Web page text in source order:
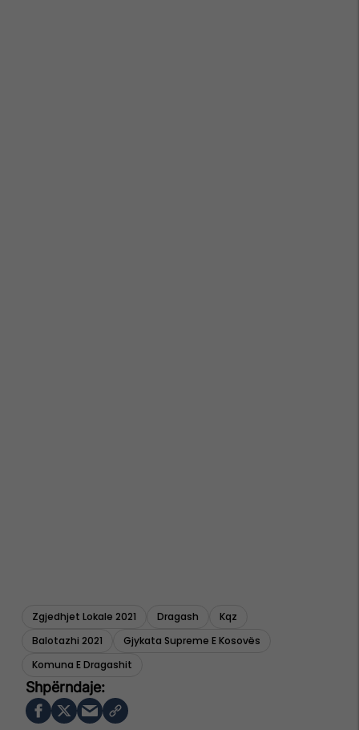
Zgjedhjet Lokale 2021 Dragash
Kqz
Balotazhi 2021
Gjykata Supreme E Kosovës
Komuna E Dragashit